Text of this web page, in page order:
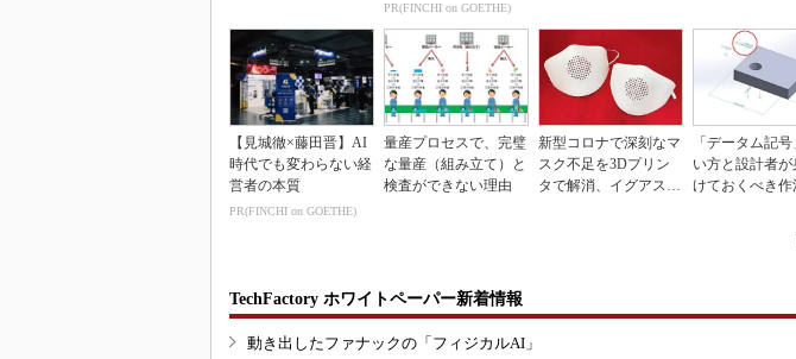
PR(FINCHI on GOETHE)
【見城徹×藤田晋】AI
時代でも変わらない経
営者の本質
PR(FINCHI on GOETHE)
量産プロセスで、完璧
な量産（組み立て）と
検査ができない理由
新型コロナで深刻なマ
スク不足を3Dプリン
タで解消、イグアスが
「データム記
い方と設計者が
けておくべき作
TechFactory ホワイトペーパー新着情報
動き出したファナックの「フィジカルAI」